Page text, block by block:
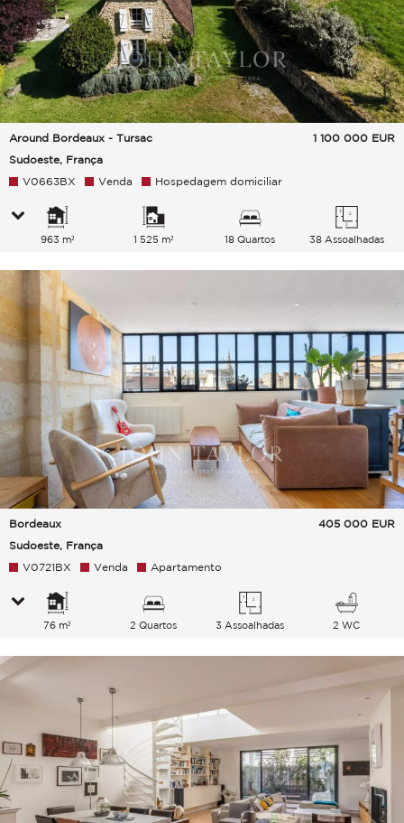
Around Bordeaux - Tursac
Sudoeste, França
1 100 000 EUR
V0663BX Venda Hospedagem domiciliar
963 m² 1 525 m² 18 Quartos 38 Assoalhadas
Bordeaux
Sudoeste, França
405 000 EUR
V0721BX Venda Apartamento
76 m² 2 Quartos 3 Assoalhadas 2 WC